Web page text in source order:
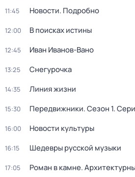
11:45 Новости. Подробно
12:00 В поисках истины
12:45 Иван Иванов-Вано
13:25 Снегурочка
14:35 Линия жизни
15:30 Передвижники. Сезон 1.
16:00 Новости культуры
16:15 Шедевры русской музыки
17:05 Роман в камне.